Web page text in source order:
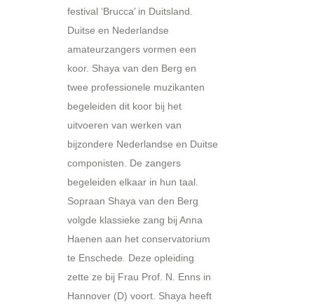
festival ‘Brucca’ in Duitsland.
Duitse en Nederlandse
amateurzangers vormen een
koor. Shaya van den Berg en
twee professionele muzikanten
begeleiden dit koor bij het
uitvoeren van werken van
bijzondere Nederlandse en Duitse
componisten. De zangers
begeleiden elkaar in hun taal.
Sopraan Shaya van den Berg
volgde klassieke zang bij Anna
Haenen aan het conservatorium
te Enschede. Deze opleiding
zette ze bij Frau Prof. N. Enns in
Hannover (D) voort. Shaya heeft